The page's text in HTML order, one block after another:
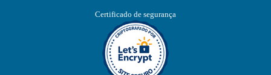
Certificado de segurança